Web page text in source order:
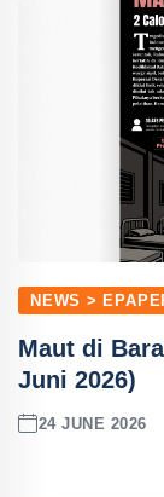
NEWS >
Maut di
Juni 2026)
24 JUNE 2026